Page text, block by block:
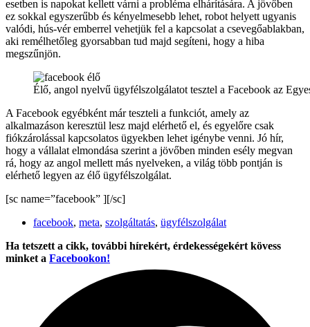
esetben is napokat kellett várni a probléma elhárítására. A jövőben
ez sokkal egyszerűbb és kényelmesebb lehet, robot helyett ugyanis
valódi, hús-vér emberrel vehetjük fel a kapcsolat a csevegőablakban,
aki remélhetőleg gyorsabban tud majd segíteni, hogy a hiba
megszűnjön.
Élő, angol nyelvű ügyfélszolgálatot tesztel a Facebook az
A Facebook egyébként már teszteli a funkciót, amely az
alkalmazáson keresztül lesz majd elérhető el, és egyelőre csak
fiókzárolással kapcsolatos ügyekben lehet igénybe venni. Jó hír,
hogy a vállalat elmondása szerint a jövőben minden esély megvan
rá, hogy az angol mellett más nyelveken, a világ több pontján is
elérhető legyen az élő ügyfélszolgálat.
[sc name=”facebook” ][/sc]
facebook, meta, szolgáltatás, ügyfélszolgálat
Ha tetszett a cikk, további hírekért, érdekességekért kövess
minket a Facebookon!